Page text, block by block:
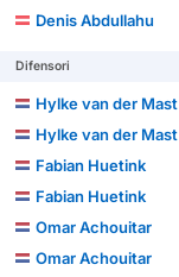
Denis Abdullahu
Difensori
Hylke van der Mast
Hylke van der Mast
Fabian Huetink
Fabian Huetink
Omar Achouitar
Omar Achouitar